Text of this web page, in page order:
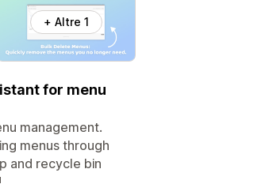
+ Altre 1
for menu
management.
menus through
and recycle bin